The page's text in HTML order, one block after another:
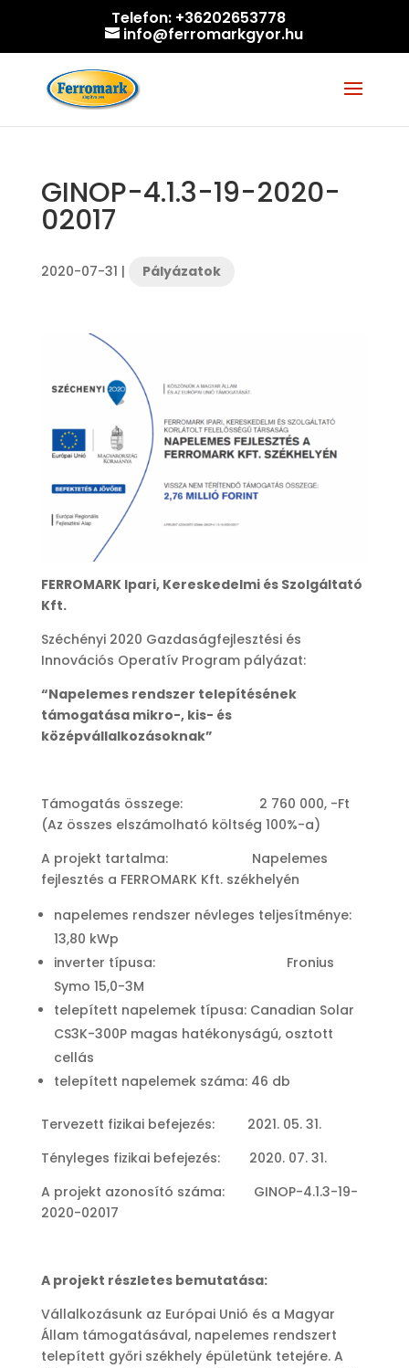
Telefon: +36202653778
info@ferromarkgyor.hu
GINOP-4.1.3-19-2020-
02017
2020-07-31 | Pályázatok
FERROMARK Ipari, Kereskedelmi és Szolgáltató
Kft.
Széchényi 2020 Gazdaságfejlesztési és
Innovációs Operatív Program pályázat:
“Napelemes rendszer telepítésének
támogatása mikro-, kis- és
középvállalkozásoknak”
Támogatás összege: 2 760 000, -Ft
(Az összes elszámolható költség 100%-a)
A projekt tartalma: Napelemes
fejlesztés a FERROMARK Kft. székhelyén
napelemes rendszer névleges teljesítménye:
13,80 kWp
inverter típusa: Fronius
Symo 15,0-3M
telepített napelemek típusa: Canadian Solar
CS3K-300P magas hatékonyságú, osztott
cellás
telepített napelemek száma: 46 db
Tervezett fizikai befejezés: 2021. 05. 31.
Tényleges fizikai befejezés: 2020. 07. 31.
A projekt azonosító száma: GINOP-4.1.3-19-
2020-02017
A projekt részletes bemutatása:
Vállalkozásunk az Európai Unió és a Magyar
Állam támogatásával, napelemes rendszert
telepített győri székhely épületünk tetejére. A